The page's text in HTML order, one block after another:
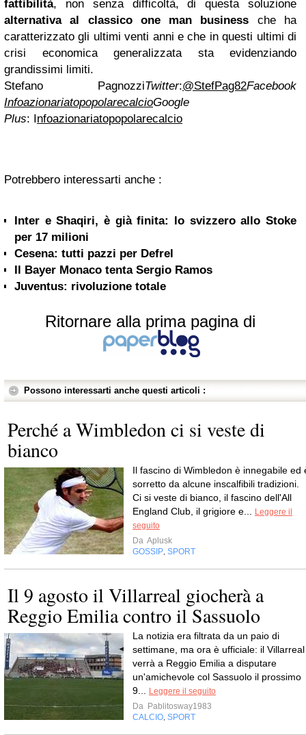
fattibilità, non senza difficoltà, di questa soluzione
alternativa al classico one man business che ha
caratterizzato gli ultimi venti anni e che in questi ultimi di
crisi economica generalizzata sta evidenziando
grandissimi limiti.
Stefano PagnozziTwitter:@StefPag82Facebook
InfoazionariatopopolarecalcioGoogle
Plus: nfoazionariatopopolarecalcio
Potrebbero interessarti anche :
Inter e Shaqiri, è già finita: lo svizzero allo Stoke
per 17 milioni
Cesena: tutti pazzi per Defrel
Il Bayer Monaco tenta Sergio Ramos
Juventus: rivoluzione totale
Ritornare alla prima pagina di
Possono interessarti anche questi articoli :
Perché a Wimbledon ci si veste di
bianco
Il fascino di Wimbledon è innegabile ed
sorretto da alcune inscalfibili tradizioni.
Ci si veste di bianco, il fascino dell'All
England Club, il grigiore e... Leggere il
seguito
Da Aplusk
GOSSIP, SPORT
Il 9 agosto il Villarreal giocherà a
Reggio Emilia contro il Sassuolo
La notizia era filtrata da un paio di
settimane, ma ora è ufficiale: il Villarreal
verrà a Reggio Emilia a disputare
un'amichevole col Sassuolo il prossimo
9... Leggere il seguito
Da Pablitosway1983
CALCIO, SPORT